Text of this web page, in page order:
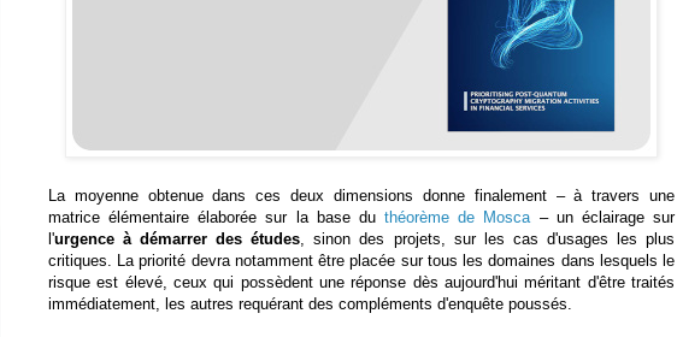
La moyenne obtenue dans ces deux dimensions donne finalement – à travers une
matrice élémentaire élaborée sur la base duthéorème de Mosca– un éclairage sur
l'urgence à démarrer des études, sinon des projets, sur les cas d'usages les plus
critiques. La priorité devra notamment être placée sur tous les domaines dans lesquels le
risque est élevé, ceux qui possèdent une réponse dès aujourd'hui méritant d'être traités
immédiatement, les autres requérant des compléments d'enquête poussés.